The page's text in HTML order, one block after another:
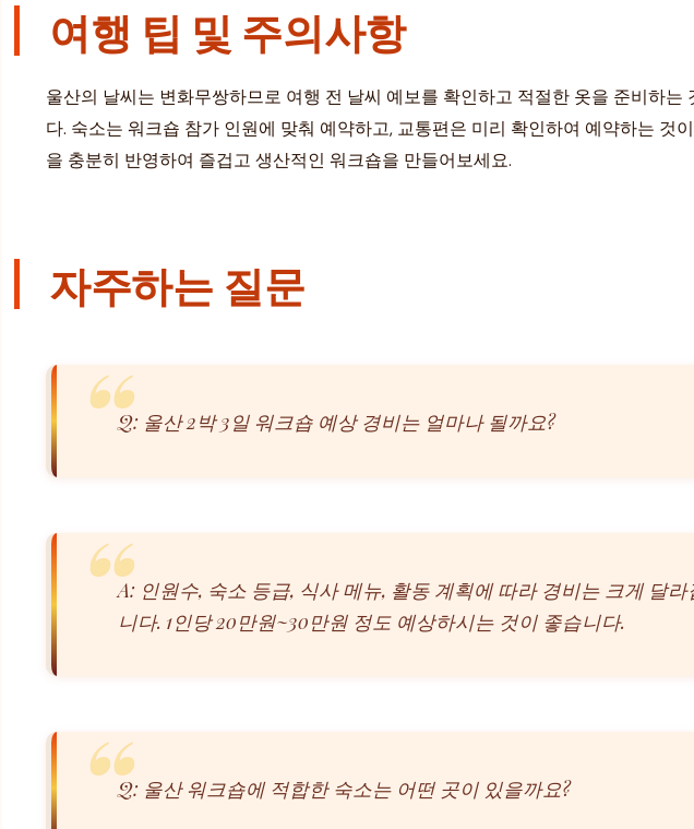
여행 팁 및 주의사항
울산의 날씨는 변화무쌍하므로 여행 전 날씨 예보를 확인하고 적절한 옷을 준비하
다. 숙소는 워크숍 참가 인원에 맞춰 예약하고, 교통편은 미리 확인하여 예약하는
을 충분히 반영하여 즐겁고 생산적인 워크숍을 만들어보세요.
자주하는 질문
Q: 울산 2박 3일 워크숍 예상 경비는 얼마나 될까요?
A: 인원수, 숙소 등급, 식사 메뉴, 활동 계획에 따라 경비는 크게 달
니다. 1인당 20만원~30만원 정도 예상하시는 것이 좋습니다.
Q: 울산 워크숍에 적합한 숙소는 어떤 곳이 있을까요?